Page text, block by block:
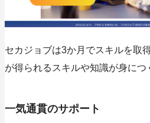
セカジョブは3か月でスキルを取
が得られるスキルや知識が身につ
一気通貫のサポート